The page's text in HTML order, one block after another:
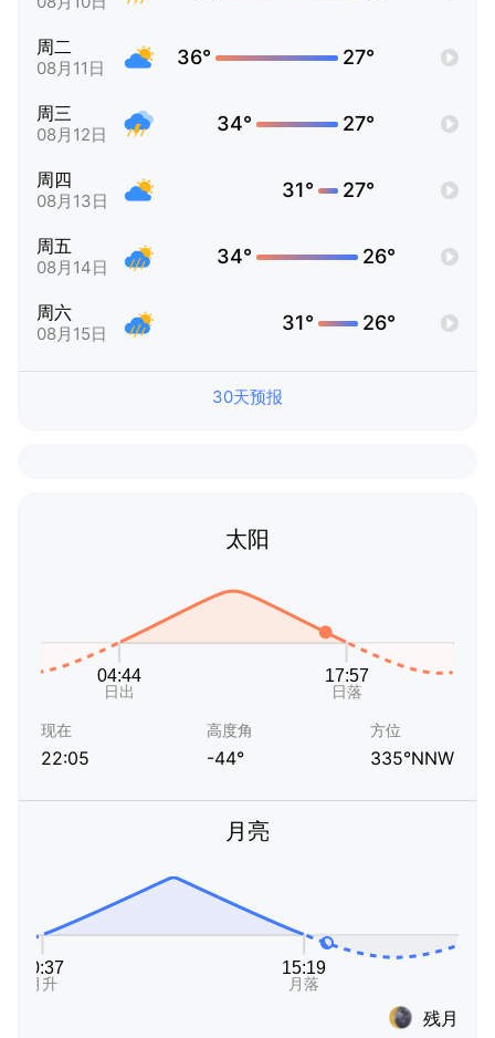
周二
08月11日 36° 27°
周三
08月12日 34° 27°
周四
08月13日 31° 27°
周五
08月14日 34° 26°
周六
08月15日 31° 26°
30天预报
太阳
现在
22:05
高度角
-44°
方位
335°NNW
月亮
残月